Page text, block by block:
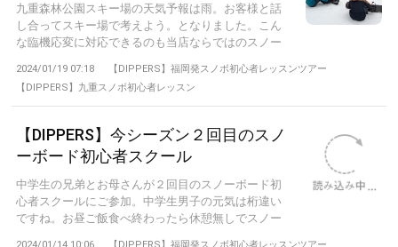
九重森林公園スキー場の天気予報は雨。お客様と話
し合ってスキー場で考えよう。となりました。こん
な臨機応変に対応できるのも当店ならではのスノー
2024/01/19 07:18
【DIPPERS】福岡発スノボ初心者レッスンツアー
【DIPPERS】九重スノボ初心者レッスン
【DIPPERS】今シーズン２回目のスノ
ーボード初心者スクール
中学生の兄弟とお母さんが２回目のスノーボード初
心者スクールにご参加。中学生男子の元気は桁違い
ですね。お昼ご飯食べ終わったら休憩無しでスノー
2024/01/14 10:06 【DIPPERS】福岡発スノボ初心者レッスンツアー